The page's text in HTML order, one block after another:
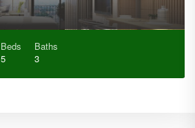
Beds
5
Baths
3